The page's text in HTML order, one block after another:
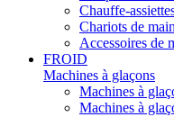
Chauffe-
Chariots de
Accessoires de
FROID
Machines à glaçons
Machines à
Machines à